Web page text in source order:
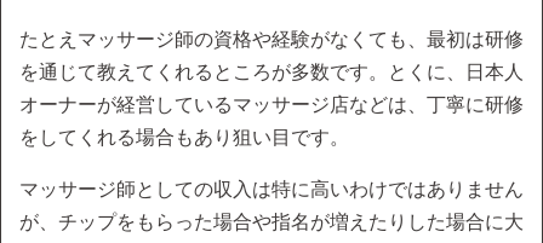
たとえマッサージ師の資格や経験がなくても、最初は研修
を通じて教えてくれるところが多数です。とくに、日本人
オーナーが経営しているマッサージ店などは、丁寧に研修
をしてくれる場合もあり狙い目です。
マッサージ師としての収入は特に高いわけではありません
が、チップをもらった場合や指名が増えたりした場合に大